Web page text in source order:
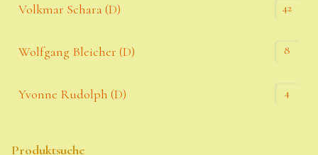
Volkmar Schara (D) 42
Wolfgang Bleicher (D) 8
Yvonne Rudolph (D) 4
Produktsuche